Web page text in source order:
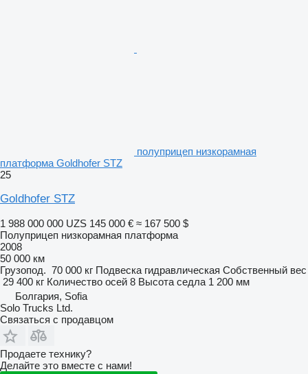
полуприцеп низкорамная
платформа Goldhofer STZ
25
Goldhofer STZ
1 988 000 000 UZS 145 000 € ≈ 167 500 $
Полуприцеп низкорамная платформа
2008
50 000 км
Грузопод. 70 000 кг Подвеска гидравлическая Собственный вес
29 400 кг Количество осей 8 Высота седла 1 200 мм
Болгария, Sofia
Solo Trucks Ltd.
Связаться с продавцом
Продаете технику?
Делайте это вместе с нами!